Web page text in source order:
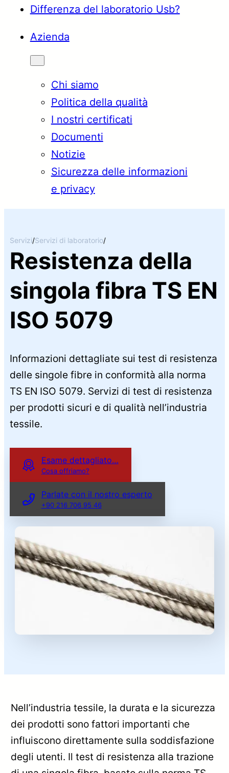
Differenza del laboratorio Usb?
Azienda
Chi siamo
Politica della qualità
I nostri certificati
Documenti
Notizie
Sicurezza delle informazioni
e privacy
Servizi/Servizi di laboratorio/
Resistenza della
singola fibra TS EN
ISO 5079
Informazioni dettagliate sui test di resistenza
delle singole fibre in conformità alla norma
TS EN ISO 5079. Servizi di test di resistenza
per prodotti sicuri e di qualità nell’industria
tessile.
Esame dettagliato…
Cosa offriamo?
Parlate con il nostro esperto
+90 216 706 95 46
Nell’industria tessile, la durata e la sicurezza
dei prodotti sono fattori importanti che
influiscono direttamente sulla soddisfazione
degli utenti. Il test di resistenza alla trazione